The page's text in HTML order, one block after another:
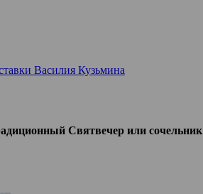
Василия Кузьмина
Святвечер или сочельник